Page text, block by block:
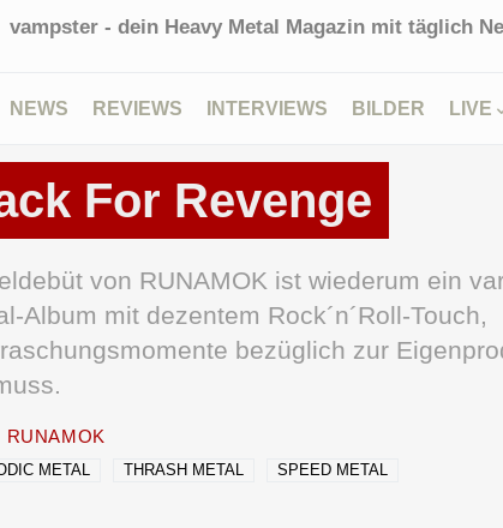
vampster - dein Heavy Metal Magazin mit täglich
NEWS REVIEWS INTERVIEWS BILDER LIVE
For Revenge
von RUNAMOK ist wiederum ein
Album mit dezentem Rock´n´Roll-Touch,
bezüglich zur
RUNAMOK
METAL THRASH METAL SPEED METAL